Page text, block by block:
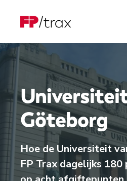
Göteborg
Hoe de Universiteit
FP Trax dagelijks